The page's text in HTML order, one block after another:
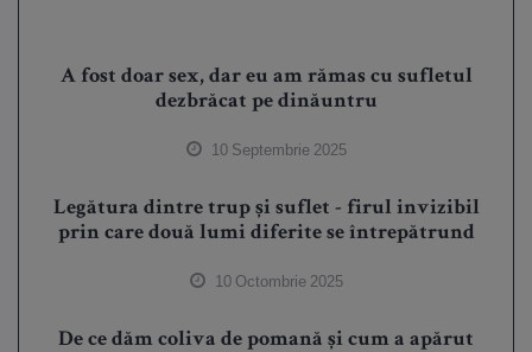
A fost doar sex, dar eu am rămas cu sufletul
dezbrăcat pe dinăuntru
10 Septembrie 2025
Legătura dintre trup și suflet - firul invizibil
prin care două lumi diferite se întrepătrund
10 Octombrie 2025
De ce dăm coliva de pomană și cum a apărut